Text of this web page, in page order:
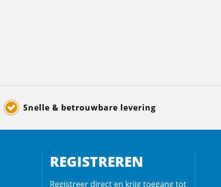
Snelle & betrouwbare levering
REGISTREREN
Registreer direct en krijg toegang tot